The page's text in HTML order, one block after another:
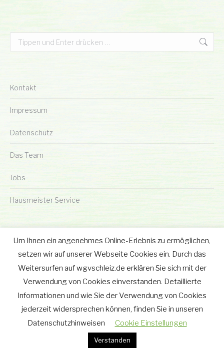
Search:
Kontakt
Impressum
Datenschutz
Das Team
Jobs
Hausmeister Service
wgv Schleiz GmbH
Geraer Straße 12 • 07907 Schleiz
Tel.: 03663 - 40 67 582
Fax: 03663 - 40 65 630
Um Ihnen ein angenehmes Online-Erlebnis zu ermöglichen,
setzen wir auf unserer Webseite Cookies ein. Durch das
Weitersurfen auf wgvschleiz.de erklären Sie sich mit der
Verwendung von Cookies einverstanden. Detaillierte
Informationen und wie Sie der Verwendung von Cookies
jederzeit widersprechen können, finden Sie in unseren
Datenschutzhinweisen
Cookie Einstellungen
Verstanden